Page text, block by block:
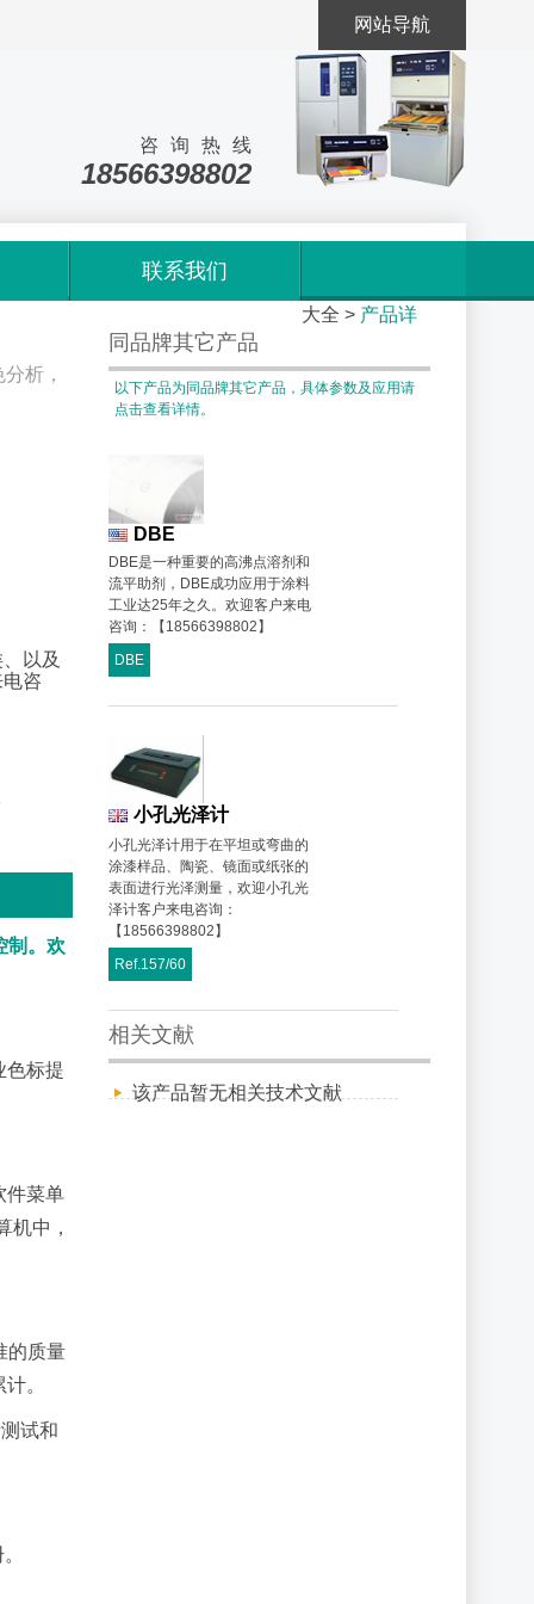
网站导航
咨询热线
18566398802
联系我们
大全 > 产品详
析，
以及
咨
制。欢
色标提
件菜单
机中，
的质量
。
试和
同品牌其它产品
以下产品为同品牌其它产品，具体参数及应用请
点击查看详情。
DBE
DBE是一种重要的高沸点溶剂和
流平助剂，DBE成功应用于涂料
工业达25年之久。欢迎客户来电
咨询：【18566398802】
DBE
小孔光泽计
小孔光泽计用于在平坦或弯曲的
涂漆样品、陶瓷、镜面或纸张的
表面进行光泽测量，欢迎小孔光
泽计客户来电咨询：
【18566398802】
Ref.157/60
相关文献
该产品暂无相关技术文献